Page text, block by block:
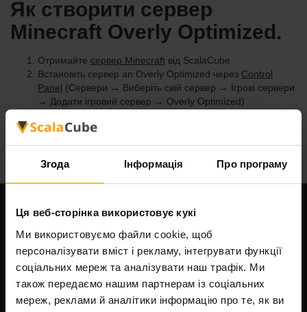
Згода Інформація Про програму
Ця веб-сторінка використовує кукі
Ми використовуємо файли cookie, щоб
персоналізувати вміст і рекламу, інтегрувати функції
соціальних мереж та аналізувати наш трафік. Ми
також передаємо нашим партнерам із соціальних
мереж, реклами й аналітики інформацію про те, як ви
Як створити сервер
Minecraft Overly Optimized.
Отримайте сервер Minecraft від ScalaCube
Встановіть сервер an Overly Optimized через Control
Panel (Сервери → Виберіть свій сервер → Ігрові сервери
→ Додати ігровий сервер → Overly Optimized)
Наша компанія
Scalable Hosting Solutions OÜ
Код реєстрації: 14652605